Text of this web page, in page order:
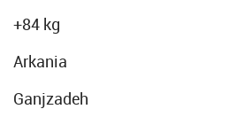
+84 kg
Arkania
Ganjzadeh